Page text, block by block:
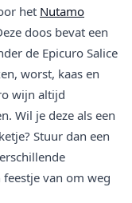
het Nutamo
doos bevat een
de Epicuro Salice
worst, kaas en
wijn altijd
Wil je deze als een
Stuur dan een
van om weg